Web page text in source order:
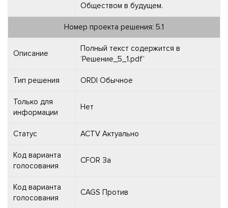
Обществом в будущем.
Номер проекта решения: 5.1
Описание
Полный текст содержится в
‘Решение_5_1.pdf’
Тип решения ORDI Обычное
Только для
информации
Нет
Статус ACTV Актуально
Код варианта
голосования
CFOR За
Код варианта
голосования
CAGS Против